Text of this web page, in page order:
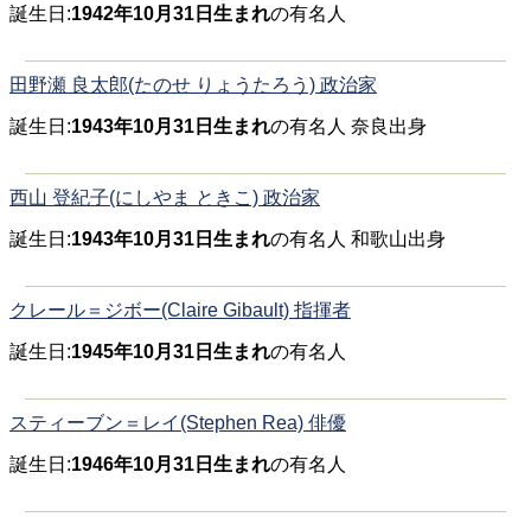
誕生日:1942年10月31日生まれの有名人
田野瀬 良太郎(たのせ りょうたろう) 政治家
誕生日:1943年10月31日生まれの有名人 奈良出身
西山 登紀子(にしやま ときこ) 政治家
誕生日:1943年10月31日生まれの有名人 和歌山出身
クレール＝ジボー(Claire Gibault) 指揮者
誕生日:1945年10月31日生まれの有名人
スティーブン＝レイ(Stephen Rea) 俳優
誕生日:1946年10月31日生まれの有名人